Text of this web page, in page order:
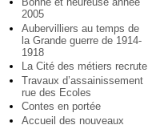
2005
Aubervilliers au temps de
la Grande guerre de 1914-
1918
La Cité des métiers recrute
Travaux d’assainissement
rue des Ecoles
Contes en portée
Accueil des nouveaux